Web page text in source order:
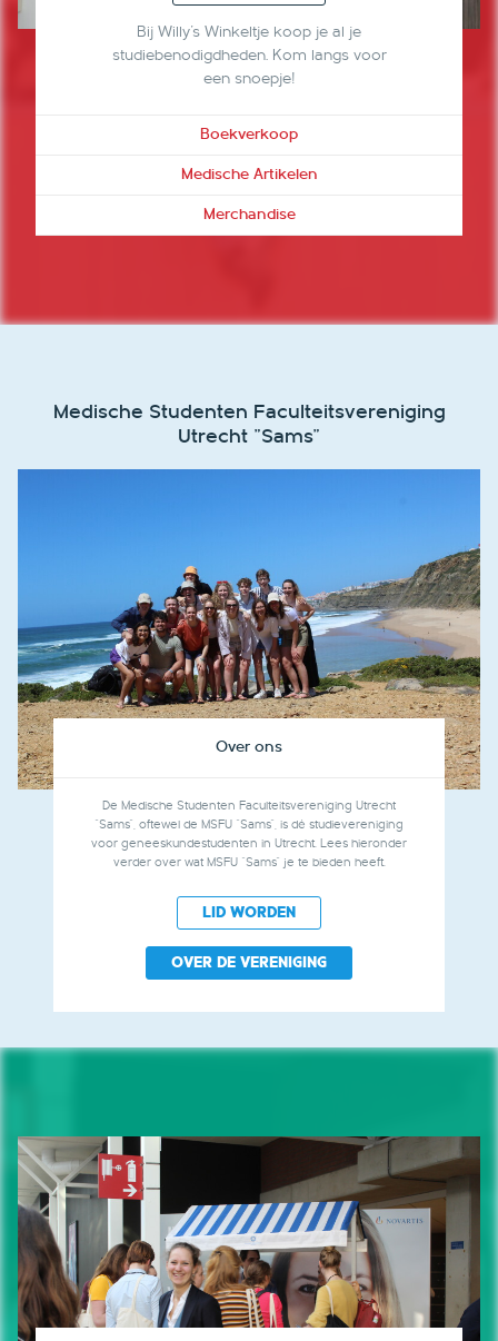
Medische Studenten Faculteitsvereniging
Utrecht "Sams"
Over ons
De Medische Studenten Faculteitsvereniging Utrecht
"Sams", oftewel de MSFU "Sams", is dé studievereniging
voor geneeskundestudenten in Utrecht. Lees hieronder
verder over wat MSFU "Sams" je te bieden heeft.
LID WORDEN
OVER DE VERENIGING
Bij Willy's Winkeltje koop je al je
studiebenodigdheden. Kom langs voor
een snoepje!
Boekverkoop
Medische Artikelen
Merchandise